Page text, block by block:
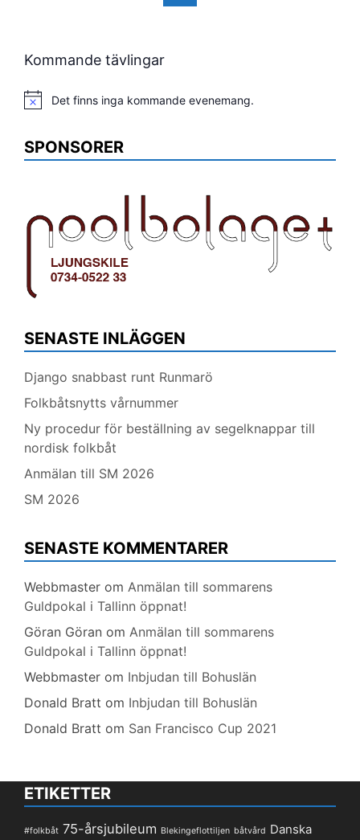
Kommande tävlingar
Notis Det finns inga kommande evenemang.
SPONSORER
SENASTE INLÄGGEN
Django snabbast runt Runmarö
Folkbåtsnytts vårnummer
Ny procedur för beställning av segelknappar till
nordisk folkbåt
Anmälan till SM 2026
SM 2026
SENASTE KOMMENTARER
Webbmaster om Anmälan till sommarens
Guldpokal i Tallinn öppnat!
Göran Göran om Anmälan till sommarens
Guldpokal i Tallinn öppnat!
Webbmaster om Inbjudan till Bohuslän
Donald Bratt om Inbjudan till Bohuslän
Donald Bratt om San Francisco Cup 2021
ETIKETTER
#folkbåt 75-årsjubileum Blekingeflottiljen båtvård Danska